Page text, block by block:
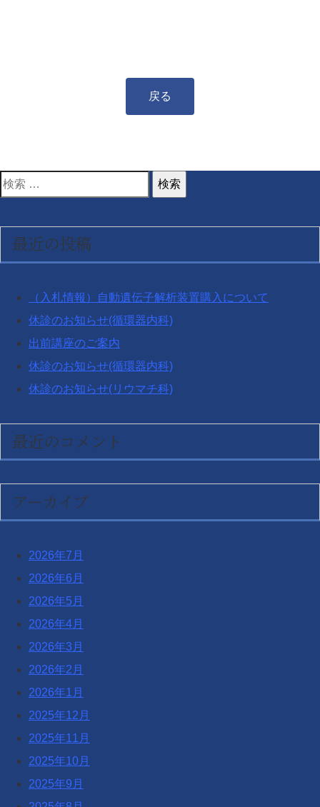
戻る
検
対
象:最近の投稿
（入札情報）自動遺伝子解析装置購入について
休診のお知らせ(循環器内科)
出前講座のご案内
休診のお知らせ(循環器内科)
休診のお知らせ(リウマチ科)
最近のコメント
アーカイブ
2026年7月
2026年6月
2026年5月
2026年4月
2026年3月
2026年2月
2026年1月
2025年12月
2025年11月
2025年10月
2025年9月